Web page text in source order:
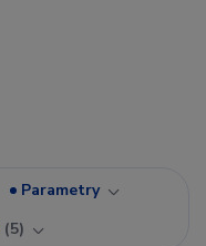
Parametry
5